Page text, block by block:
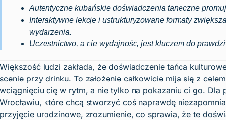
Autentyczne kubańskie doświadczenia taneczne
Interaktywne lekcje i ustrukturyzowane formaty
wydarzenia.
Uczestnictwo, a nie wydajność, jest kluczem do
Większość ludzi zakłada, że doświadczenie tańca
scenie przy drinku. To założenie całkowicie mija się z
wciągnięciu cię w rytm, a nie tylko na pokazaniu ci go.
Wrocławiu, które chcą stworzyć coś naprawdę
przyjęcie urodzinowe, zrozumienie, co sprawia, że te